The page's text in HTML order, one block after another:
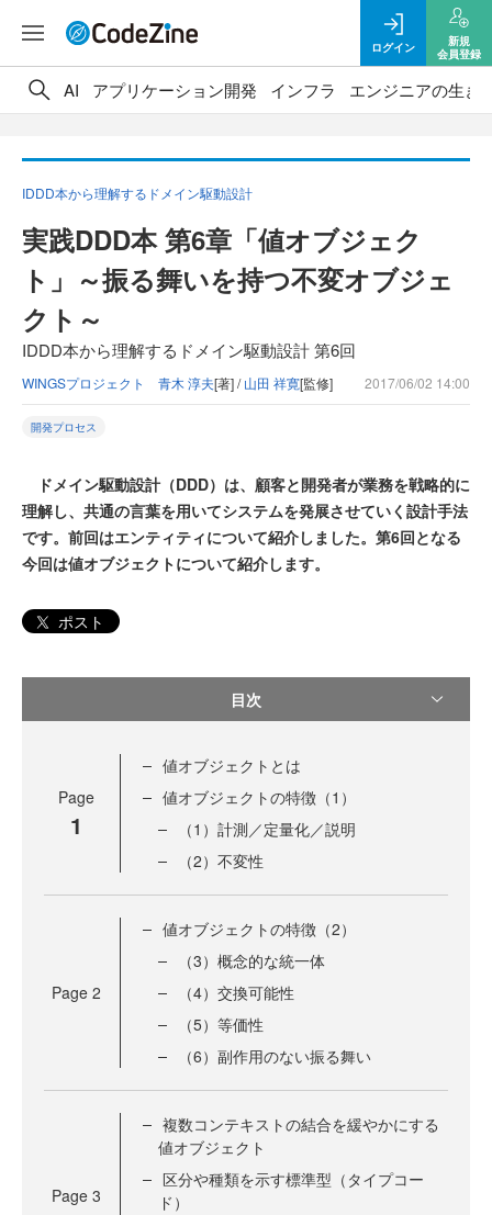
ログイン
新規
会員登録
AI アプリケーション開発 インフラ エンジニアの生き
IDDD本から理解するドメイン駆動設計
実践DDD本 第6章「値オブジェク
ト」～振る舞いを持つ不変オブジェ
クト～
IDDD本から理解するドメイン駆動設計 第6回
WINGSプロジェクト 青木 淳夫[著] /山田 祥寛[監修] 2017/06/02 14:00
開発プロセス
ドメイン駆動設計（DDD）は、顧客と開発者が業務を戦略的に
理解し、共通の言葉を用いてシステムを発展させていく設計手法
です。前回はエンティティについて紹介しました。第6回となる
今回は値オブジェクトについて紹介します。
ポスト
目次
Page
1
値オブジェクトとは
値オブジェクトの特徴（1）
（1）計測／定量化／説明
（2）不変性
Page 2
値オブジェクトの特徴（2）
（3）概念的な統一体
（4）交換可能性
（5）等価性
（6）副作用のない振る舞い
Page 3
複数コンテキストの結合を緩やかにする
値オブジェクト
区分や種類を示す標準型（タイプコー
ド）